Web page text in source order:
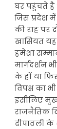
घर पहुंचते हैं
जिस प्रदेश
की राह पर
खासियत
हमेशा
मार्गदर्शन
के हों या
विपक्ष का
इसीलिए
राजनैतिक
दीपावली